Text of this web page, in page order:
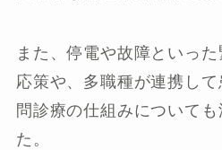
また、停電や故障といっ
応策や、多職種が連携し
問診療の仕組みについて
た。